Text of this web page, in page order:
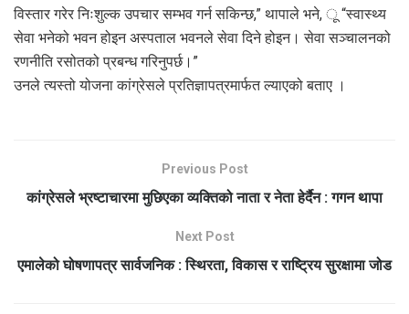
विस्तार गरेर निःशुल्क उपचार सम्भव गर्न सकिन्छ,” थापाले भने, ू “स्वास्थ्य
सेवा भनेको भवन होइन अस्पताल भवनले सेवा दिने होइन। सेवा सञ्चालनको
रणनीति रसोतको प्रबन्ध गरिनुपर्छ।”
उनले त्यस्तो योजना कांग्रेसले प्रतिज्ञापत्रमार्फत ल्याएको बताए ।
Previous Post
कांग्रेसले भ्रष्टाचारमा मुछिएका व्यक्तिको नाता र नेता हेर्दैन : गगन थापा
Next Post
एमालेको घोषणापत्र सार्वजनिक : स्थिरता, विकास र राष्ट्रिय सुरक्षामा जोड